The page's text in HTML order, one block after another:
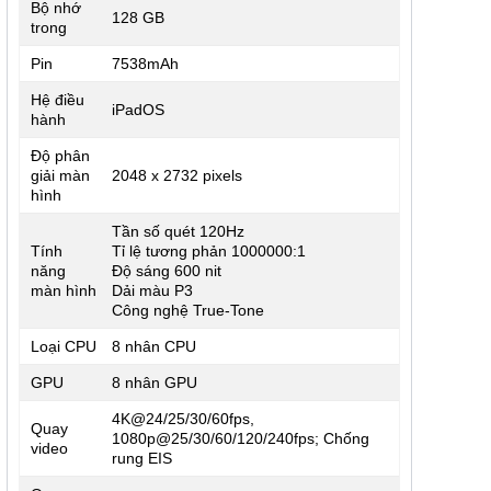
Bộ nhớ
trong
128 GB
Pin 7538mAh
Hệ điều
hành
iPadOS
Độ phân
giải màn
hình
2048 x 2732 pixels
Tính
năng
màn hình
Tần số quét 120Hz
Tỉ lệ tương phản 1000000:1
Độ sáng 600 nit
Dải màu P3
Công nghệ True-Tone
Loại CPU 8 nhân CPU
GPU 8 nhân GPU
Quay
video
4K@24/25/30/60fps,
1080p@25/30/60/120/240fps; Chống
rung EIS